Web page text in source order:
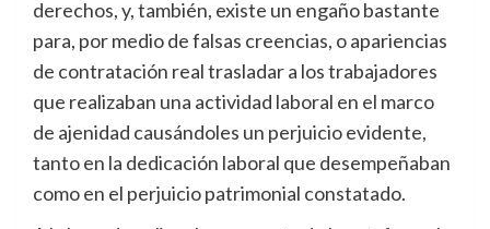
derechos, y, también, existe un engaño bastante
para, por medio de falsas creencias, o apariencias
de contratación real trasladar a los trabajadores
que realizaban una actividad laboral en el marco
de ajenidad causándoles un perjuicio evidente,
tanto en la dedicación laboral que desempeñaban
como en el perjuicio patrimonial constatado.